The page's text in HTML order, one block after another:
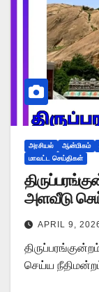
அரசியல் ஆன்மிகம்
மாவட்ட செய்திகள்
அளவீடு
APRIL 9,
செய்ய